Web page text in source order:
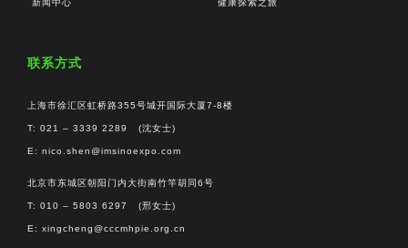
联系方式
上海市徐汇区虹桥路355号城开国际大厦7-8楼
T: 021 – 3339 2289 (沈女士)
E: nico.shen@imsinoexpo.com
北京市东城区朝阳门内大街南竹竿胡同6号
T: 010 – 5803 6297 (邢女士)
E: xingcheng@cccmhpie.org.cn